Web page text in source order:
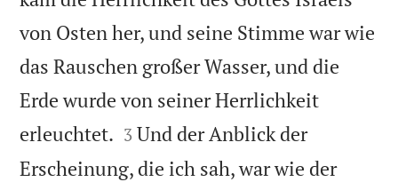
von Osten her, und seine Stimme war wie
das Rauschen großer Wasser, und die
Erde wurde von seiner Herrlichkeit
erleuchtet. 

3 Und der Anblick der
Erscheinung, die ich sah, war wie der